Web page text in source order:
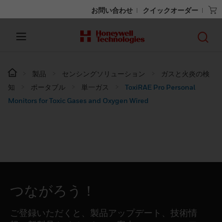
お問い合わせ クイックオーダー
製品 センシングソリューション
ガスと火炎の検
知
ポータブル 単一ガス
ToxiRAE Pro Personal
Monitors for Toxic Gases and Oxygen Wired
つながろう！
ご登録いただくと、製品アップデート、技術情